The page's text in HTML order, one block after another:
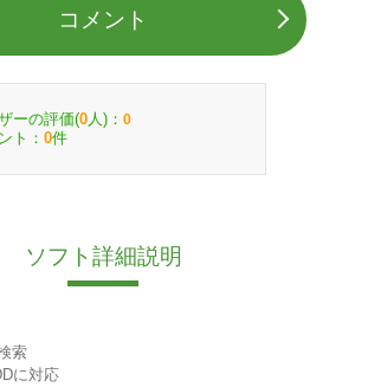
コメント
ーの評価(0 人)： 0
ト： 0件
ソフト詳細説明
索
に対応